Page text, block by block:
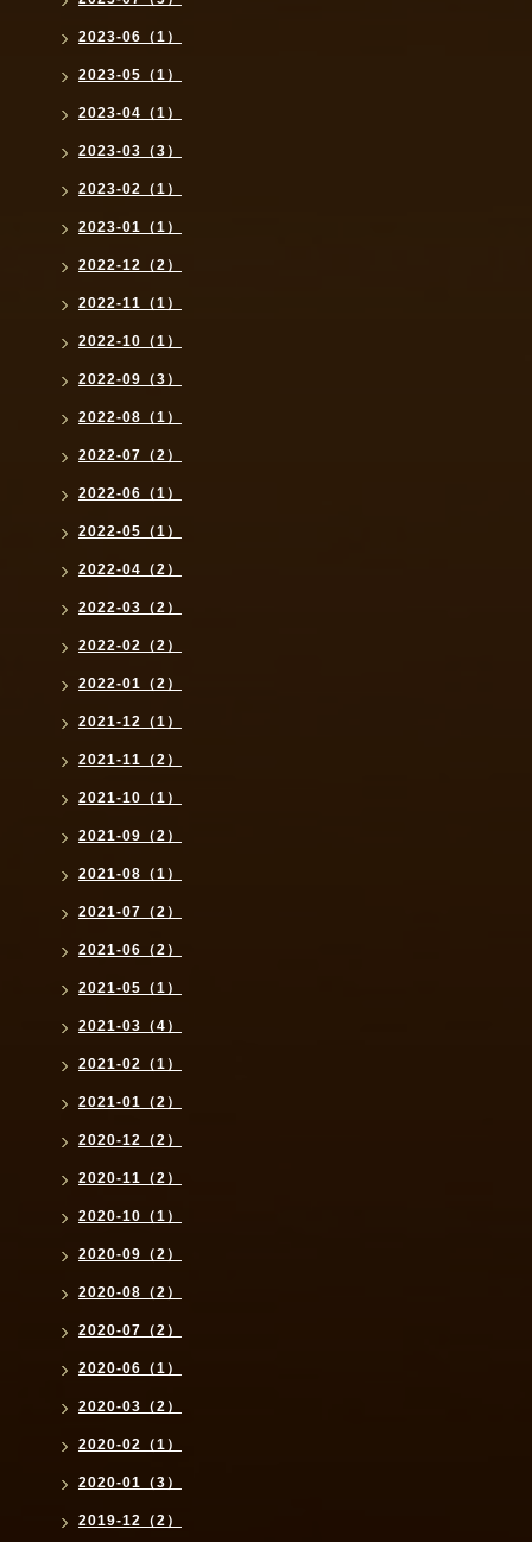
2023-06（1）
2023-05（1）
2023-04（1）
2023-03（3）
2023-02（1）
2023-01（1）
2022-12（2）
2022-11（1）
2022-10（1）
2022-09（3）
2022-08（1）
2022-07（2）
2022-06（1）
2022-05（1）
2022-04（2）
2022-03（2）
2022-02（2）
2022-01（2）
2021-12（1）
2021-11（2）
2021-10（1）
2021-09（2）
2021-08（1）
2021-07（2）
2021-06（2）
2021-05（1）
2021-03（4）
2021-02（1）
2021-01（2）
2020-12（2）
2020-11（2）
2020-10（1）
2020-09（2）
2020-08（2）
2020-07（2）
2020-06（1）
2020-03（2）
2020-02（1）
2020-01（3）
2019-12（2）